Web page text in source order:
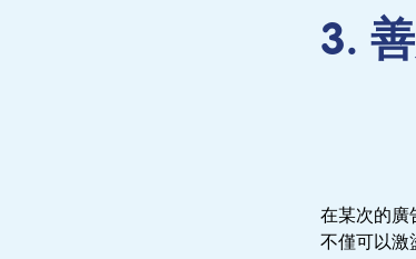
3.
在某次的廣
不僅可以激